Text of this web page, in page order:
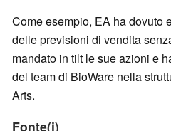
Come esempio, EA ha dovuto
delle previsioni di vendita
mandato in tilt le sue azioni e
del team di BioWare nella
Arts.
Fonte(i)